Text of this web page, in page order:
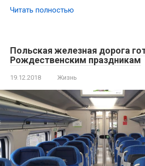
Читать полностью
Польская железная дорога
Рождественским праздникам
19.12.2018 Жизнь